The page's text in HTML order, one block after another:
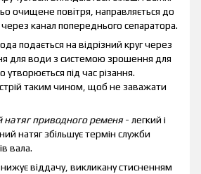
очищене повітря, направляється до
через канал попереднього сепаратора.
подається на відрізний круг через
для води з системою зрошення для
під час різання.
таким чином, щоб не заважати
натяг приводного ременя- легкий і
натяг збільшує термін служби
вала.
віддачу, викликану стисненням